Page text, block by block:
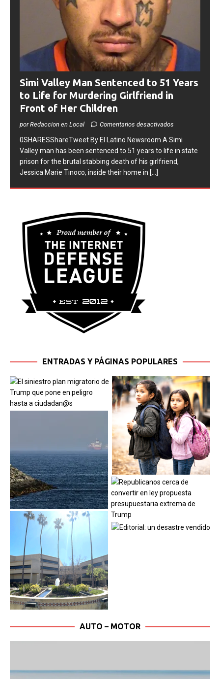
Simi Valley Man Sentenced to 51 Years
to Life for Murdering Girlfriend in
Front of Her Children
por Redaccion en Local
0SHARESShareTweet ​By El Latino Newsroom ​A Simi
Valley man has been sentenced to 51 years to life in state
prison for the brutal stabbing death of his girlfriend,
[...]